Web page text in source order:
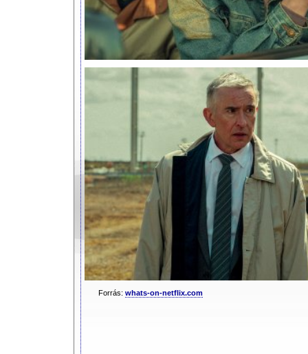
Forrás: whats-on-netflix.com